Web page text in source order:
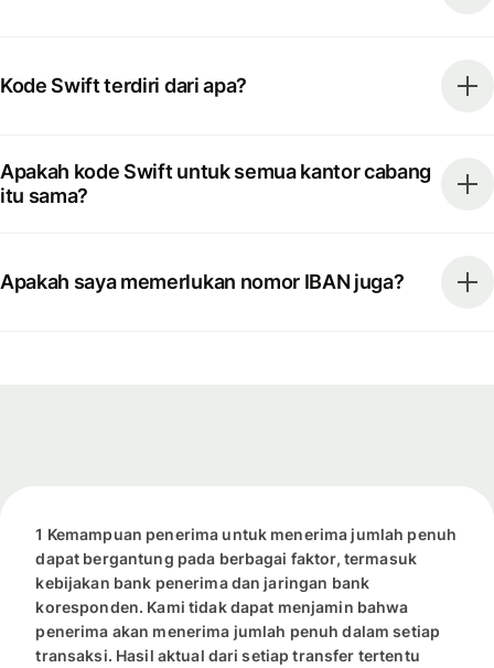
Kode Swift terdiri dari apa?
Apakah kode Swift untuk semua kantor cabang
itu sama?
Apakah saya memerlukan nomor IBAN juga?
1 Kemampuan penerima untuk menerima jumlah penuh
dapat bergantung pada berbagai faktor, termasuk
kebijakan bank penerima dan jaringan bank
koresponden. Kami tidak dapat menjamin bahwa
penerima akan menerima jumlah penuh dalam setiap
transaksi. Hasil aktual dari setiap transfer tertentu